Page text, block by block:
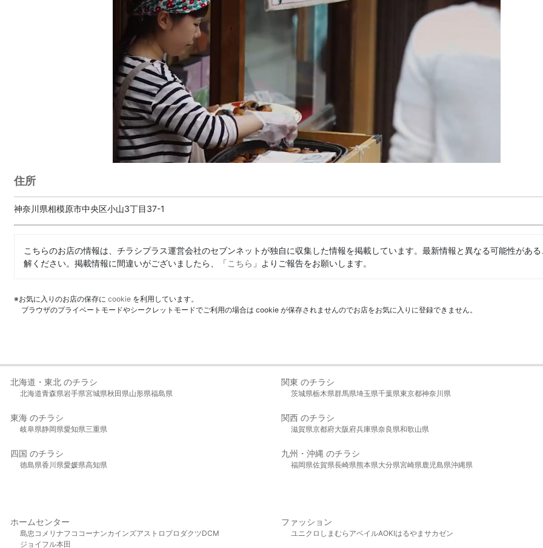
住所
神奈川県相模原市中央区小山3丁目37-1
こちらのお店の情報は、チラシプラス運営会社のセブンネットが独自に収集した情報を掲載しています。最新情報と異なる可能性があ
解ください。掲載情報に間違いがございましたら、「こちら 」よりご報告をお願いします。
※お気に入りのお店の保存に cookie を利用しています。
ブラウザのプライベートモードやシークレットモードでご利用の場合は cookie が保存されませんのでお店をお気に入りに登録できません。
北海道・東北 のチラシ
北海道青森県岩手県宮城県秋田県山形県福島県
関東 のチラシ
茨城県栃木県群馬県埼玉県千葉県東京都神奈川県
東海 のチラシ
岐阜県静岡県愛知県三重県
関西 のチラシ
滋賀県京都府大阪府兵庫県奈良県和歌山県
四国 のチラシ
徳島県香川県愛媛県高知県
九州・沖縄 のチラシ
福岡県佐賀県長崎県熊本県大分県宮崎県鹿児島県沖縄県
ホームセンター
島忠 コメリ ナフコ コーナンカインズアストロプロダクツDCM
ジョイフル本田
ファッション
ユニクロ しまむら アベイルAOKIはるやま サカゼン